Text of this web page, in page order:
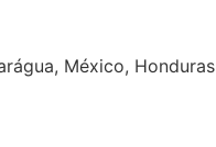
México, Honduras